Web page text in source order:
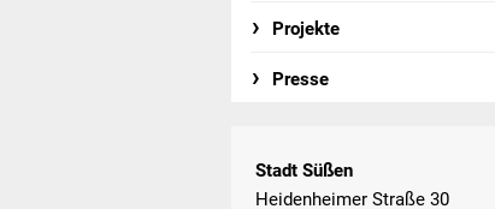
Projekte
Presse
Stadt Süßen
Heidenheimer Straße 30